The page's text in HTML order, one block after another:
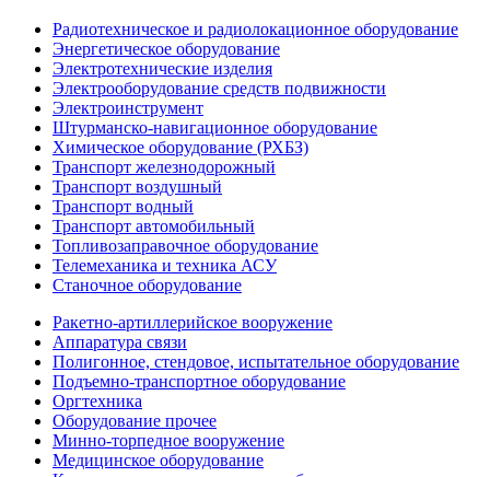
Радиотехническое и радиолокационное оборудование
Энергетическое оборудование
Электротехнические изделия
Электрооборудование средств подвижности
Электроинструмент
Штурманско-навигационное оборудование
Химическое оборудование (РХБЗ)
Транспорт железнодорожный
Транспорт воздушный
Транспорт водный
Транспорт автомобильный
Топливозаправочное оборудование
Телемеханика и техника АСУ
Станочное оборудование
Ракетно-артиллерийское вооружение
Аппаратура связи
Полигонное, стендовое, испытательное оборудование
Подъемно-транспортное оборудование
Оргтехника
Оборудование прочее
Минно-торпедное вооружение
Медицинское оборудование